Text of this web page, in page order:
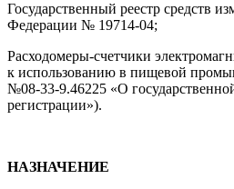
Государственный реестр средств
Федерации № 19714-04;
Расходомеры-счетчики
к использованию в пищевой
№08-33-9.46225 «О
регистрации»).
НАЗНАЧЕНИЕ